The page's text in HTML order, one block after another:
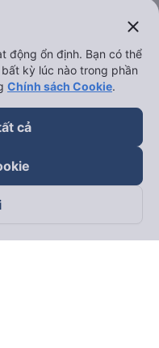
close
động ổn định. Bạn có thể
kỳ lúc nào trong phần
Chính sách Cookie.
cả